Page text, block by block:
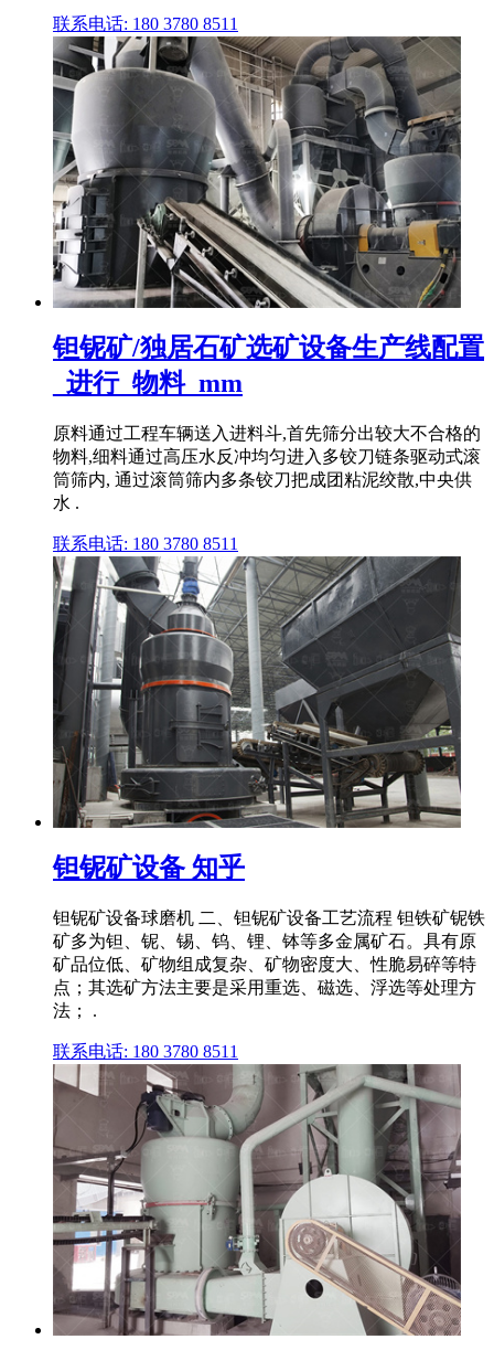
联系电话: 180 3780 8511
钽铌矿/独居石矿选矿设备生产线配置
_进行_物料_mm
原料通过工程车辆送入进料斗,首先筛分出较大不合格的
物料,细料通过高压水反冲均匀进入多铰刀链条驱动式滚
筒筛内, 通过滚筒筛内多条铰刀把成团粘泥绞散,中央供
水 .
联系电话: 180 3780 8511
钽铌矿设备 知乎
钽铌矿设备球磨机 二、钽铌矿设备工艺流程 钽铁矿铌铁
矿多为钽、铌、锡、钨、锂、钵等多金属矿石。具有原
矿品位低、矿物组成复杂、矿物密度大、性脆易碎等特
点；其选矿方法主要是采用重选、磁选、浮选等处理方
法； .
联系电话: 180 3780 8511